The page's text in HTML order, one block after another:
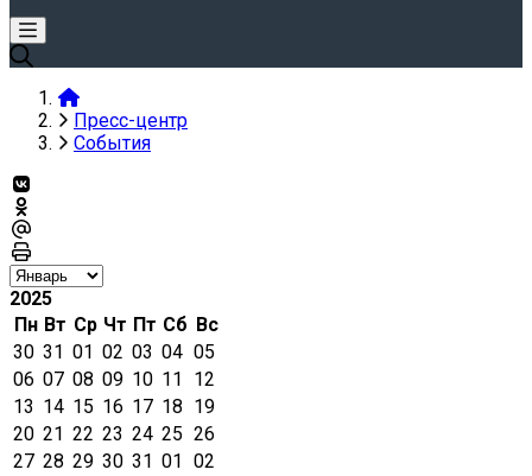
Пресс-центр
События
2025
Пн Вт Ср Чт Пт Сб Вс
30 31 01 02 03 04 05
06 07 08 09 10 11
12
13 14 15 16 17 18 19
20 21 22 23 24 25 26
27 28 29 30 31 01 02